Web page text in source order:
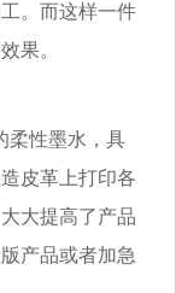
。而这样一件
果。
柔性墨水，具
皮革上打印各
大提高了产品
产品或者加急